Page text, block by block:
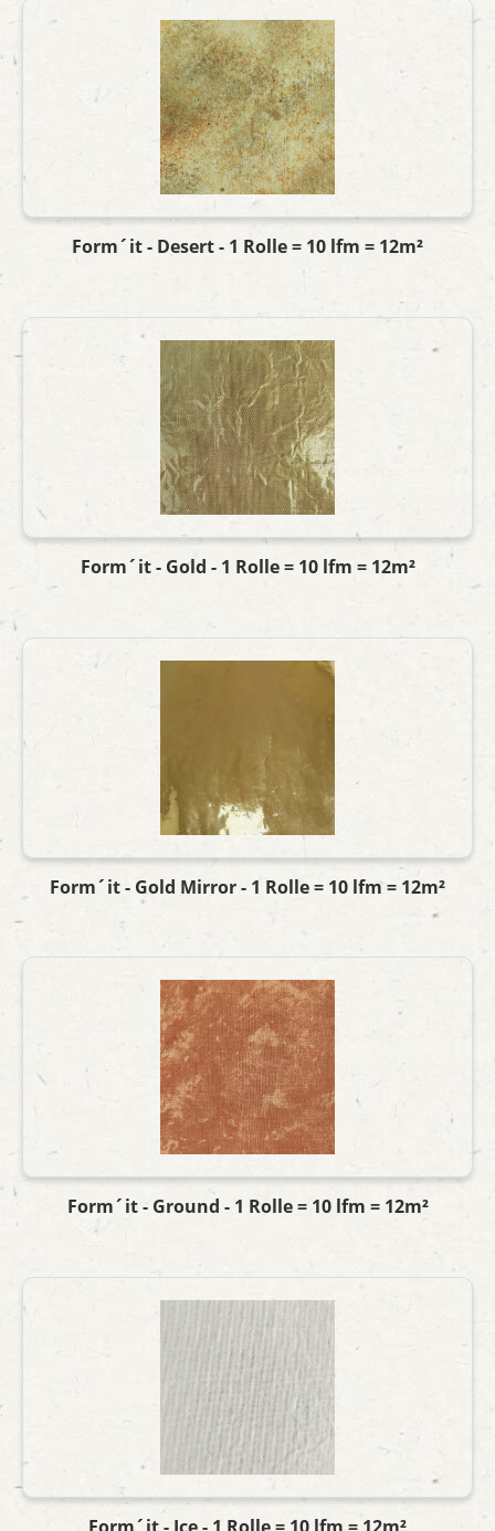
Form´it - Desert - 1 Rolle = 10 lfm = 12m²
Form´it - Gold - 1 Rolle = 10 lfm = 12m²
Form´it - Gold Mirror - 1 Rolle = 10 lfm = 12m²
Form´it - Ground - 1 Rolle = 10 lfm = 12m²